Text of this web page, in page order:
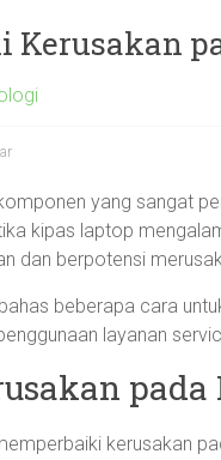
Kerusakan
yang sangat
kipas laptop
dan berpotensi
beberapa cara
layanan
pada
kerusakan